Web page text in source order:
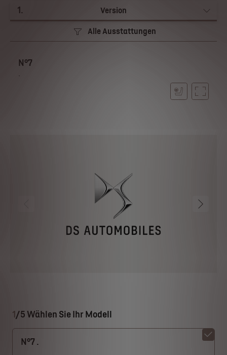
1 . Version
Alle Ausstattungen
N°7
.
1 /5 Wählen Sie Ihr Modell
N°7 .